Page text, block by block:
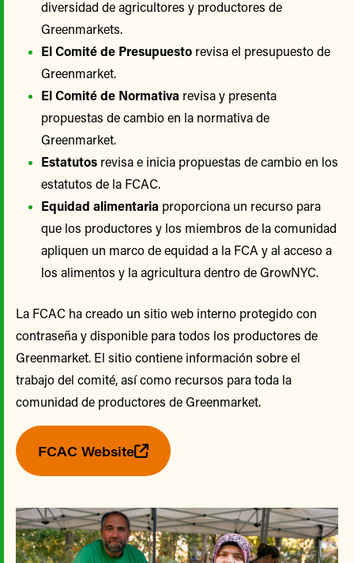
diversidad de agricultores y productores de
Greenmarkets.
El Comité de Presupuesto revisa el presupuesto de
Greenmarket.
El Comité de Normativa revisa y presenta
propuestas de cambio en la normativa de
Greenmarket.
Estatutos revisa e inicia propuestas de cambio en los
estatutos de la FCAC.
Equidad alimentaria proporciona un recurso para
que los productores y los miembros de la comunidad
apliquen un marco de equidad a la FCA y al acceso a
los alimentos y la agricultura dentro de GrowNYC.
La FCAC ha creado un sitio web interno protegido con
contraseña y disponible para todos los productores de
Greenmarket. El sitio contiene información sobre el
trabajo del comité, así como recursos para toda la
comunidad de productores de Greenmarket.
FCAC Website